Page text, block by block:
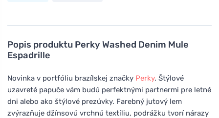
Popis produktu Perky Washed Denim Mule
Espadrille
Novinka v portfóliu brazílskej značky Perky. Štýlové
uzavreté papuče vám budú perfektnými partnermi pre letné
dni alebo ako štýlové prezúvky. Farebný jutový lem
zvýrazňuje džínsovú vrchnú textíliu, podrážku tvorí nárazy